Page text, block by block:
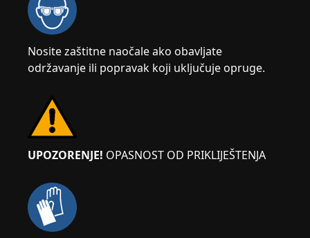
Nosite zaštitne naočale ako obavljate
održavanje ili popravak koji uključuje opruge.
UPOZORENJE! OPASNOST OD PRIKLIJEŠTENJA